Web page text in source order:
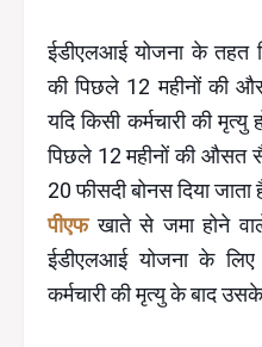
ईडीएलआई योजना के तहत
की पिछले 12 महीनों की
यदि किसी कर्मचारी की मृत्यु
पिछले 12 महीनों की औसत
20 फीसदी बोनस दिया जाता
पीएफखाते से जमा होने
ईडीएलआई योजना के लिए
कर्मचारी की मृत्यु के बाद